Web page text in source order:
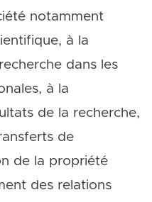
notamment
à la
dans les
à la
de la recherche,
de
de la propriété
des relations